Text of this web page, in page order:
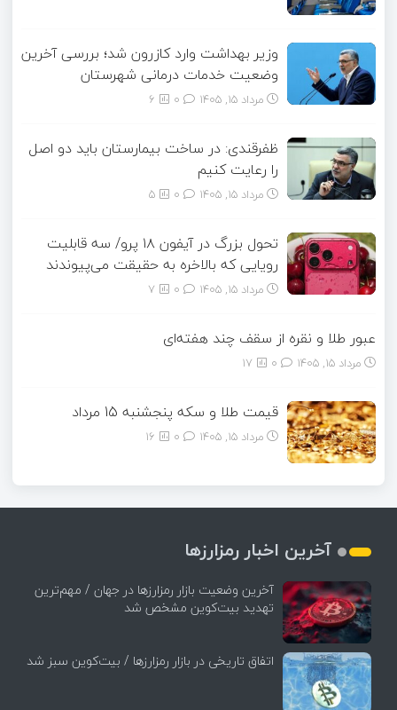
وزیر بهداشت وارد کازرون شد؛ بررسی آخرین
وضعیت خدمات درمانی شهرستان
مرداد ۱۵, ۱۴۰۵ 6
ظفرقندی: در ساخت بیمارستان باید دو اصل
را رعایت کنیم
مرداد ۱۵, ۱۴۰۵ 5
تحول بزرگ در آیفون ۱۸ پرو/ سه قابلیت
رویایی که بالاخره به حقیقت می‌پیوندند
مرداد ۱۵, ۱۴۰۵ 7
عبور طلا و نقره از سقف چند هفته‌ای
مرداد ۱۵, ۱۴۰۵ 17
قیمت طلا و سکه پنجشنبه 15 مرداد
مرداد ۱۵, ۱۴۰۵ 16
آخرین اخبار رمزارزها
آخرین وضعیت بازار رمزارزها در جهان / مهم‌ترین
تهدید بیت‌کوین مشخص شد
اتفاق تاریخی در بازار رمزارزها / بیت‌کوین سبز شد